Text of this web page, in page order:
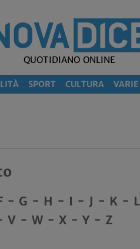
QUOTIDIANO ONLINE
SPORT CULTURA VARIE
- G - H - I - J - K - L
V - W - X - Y- Z